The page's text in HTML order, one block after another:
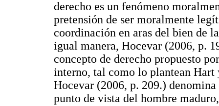
derecho es un fenómeno
pretensión de ser moralmente
coordinación en aras del bien de
igual manera, Hocevar (2006, p.
concepto de derecho propuesto
interno, tal como lo plantean Hart
Hocevar (2006, p. 209.)
punto de vista del hombre